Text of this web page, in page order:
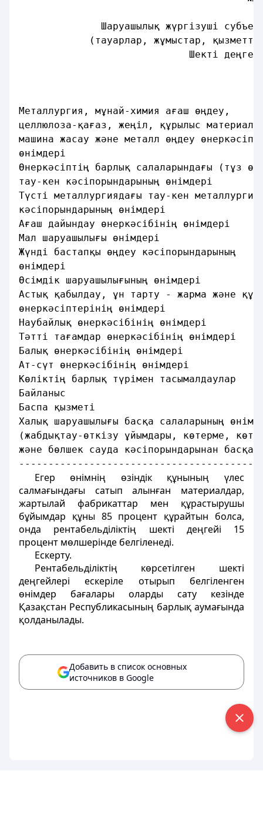
Шаруашылық жүргiзушi
(тауарлар, жұмыстар, қызметтер)
Шектi
Металлургия, мұнай-химия ағаш өңдеу,
целлюлоза-қағаз, жеңiл, құрылыс
машина жасау және металл өңдеу
өнiмдерi
Өнеркәсiптiң барлық салаларындағы (тұз
тау-кен кәсiпорындарының өнiмдерi
Түстi металлургиядағы тау-кен металлургия
кәсiпорындарының өнiмдерi
Ағаш дайындау өнеркәсiбiнiң өнiмдерi
Мал шаруашылығы өнiмдерi
Жүндi бастапқы өңдеу кәсiпорындарының
өнiмдерi
Өсiмдiк шаруашылығының өнiмдерi
Астық қабылдау, ұн тарту - жарма және
өнеркәсiптерiнiң өнiмдерi
Наубайлық өнеркәсiбiнiң өнiмдерi
Тәттi тағамдар өнеркәсiбiнiң өнiмдерi
Балық өнеркәсiбiнiң өнiмдерi
Ат-сүт өнеркәсiбiнiң өнiмдерi
Көлiктiң барлық түрiмен тасымалдаулар
Байланыс
Баспа қызметi
Халық шаруашылығы басқа салаларының
(жабдықтау-өткізу ұйымдары, көтерме,
және бөлшек сауда кәсiпорындарынан басқа)
Егер өнiмнiң өзiндiк құнының үлес
салмағындағы сатып алынған материалдар,
жартылай фабрикаттар мен құрастырушы
бұйымдар құны 85 процент құрайтын болса,
онда рентабельдiлiктiң шектi деңгейi 15
процент мөлшерiнде белгiленедi.
Ескерту.
Рентабельдiлiктiң көрсетiлген шектi
деңгейлерi ескерiле отырып белгiленген
өнiмдер бағалары оларды сату кезiнде
Қазақстан Республикасының барлық аумағында
қолданылады.
Добавить в список основных
источников в Google